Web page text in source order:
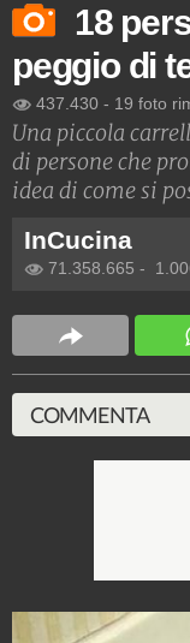
18
peggio di
437.430 - 19 foto
Una piccola
di persone che
idea di come si
InCucina
71.358.665 -
COMMENTA